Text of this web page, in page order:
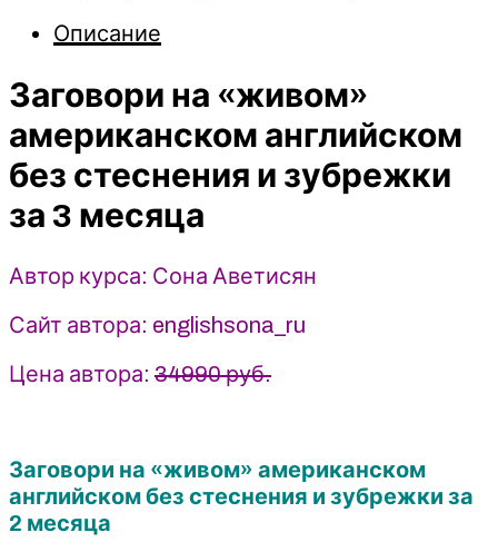
«живом»
английском
стеснения
и
зубрежки
за
месяца
Сона
(2026)
Описание
Заговори на «живом»
американском английском
без стеснения и зубрежки
за 3 месяца
Автор курса: Сона Аветисян
Сайт автора: englishsona_ru
Цена автора: 34990 руб.
Заговори на «живом» американском
английском без стеснения и зубрежки за
2 месяца